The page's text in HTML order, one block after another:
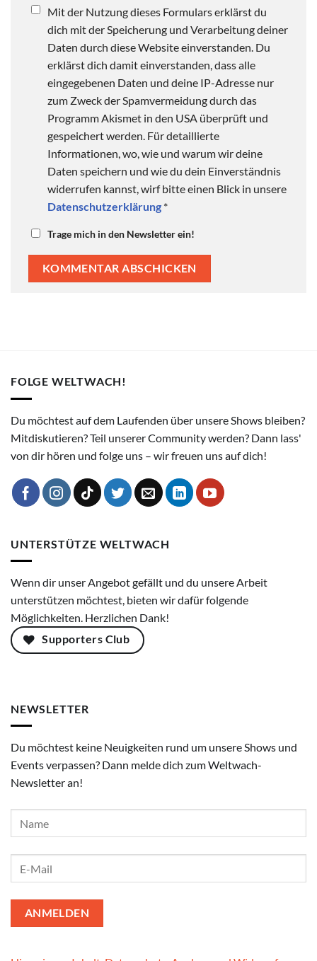
Mit der Nutzung dieses Formulars erklärst du
dich mit der Speicherung und Verarbeitung deiner
Daten durch diese Website einverstanden. Du
erklärst dich damit einverstanden, dass alle
eingegebenen Daten und deine IP-Adresse nur
zum Zweck der Spamvermeidung durch das
Programm Akismet in den USA überprüft und
gespeichert werden. Für detaillierte
Informationen, wo, wie und warum wir deine
Daten speichern und wie du dein Einverständnis
widerrufen kannst, wirf bitte einen Blick in unsere
Datenschutzerklärung *
Trage mich in den Newsletter ein!
FOLGE WELTWACH!
Du möchtest auf dem Laufenden über unsere Shows bleiben?
Mitdiskutieren? Teil unserer Community werden? Dann lass'
von dir hören und folge uns – wir freuen uns auf dich!
UNTERSTÜTZE WELTWACH
Wenn dir unser Angebot gefällt und du unsere Arbeit
unterstützen möchtest, bieten wir dafür folgende
Möglichkeiten. Herzlichen Dank!
Supporters Club
NEWSLETTER
Du möchtest keine Neuigkeiten rund um unsere Shows und
Events verpassen? Dann melde dich zum Weltwach-
Newsletter an!